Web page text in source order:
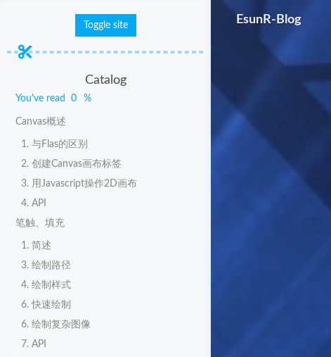
Toggle site
Catalog
You've read 0 %
Canvas概述
1. 与Flas的区别
2. 创建Canvas画布标签
3. 用Javascript操作2D画布
4. API
笔触、填充
1. 简述
3. 绘制路径
4. 绘制样式
6. 快速绘制
6. 绘制复杂图像
7. API
EsunR-Blog